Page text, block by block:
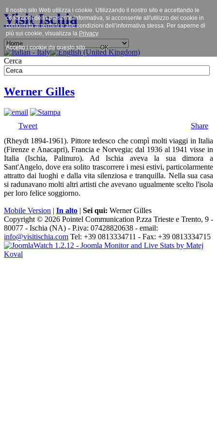
Visit Ischia
Cerca
Werner Gilles
Tweet
Share
(Rheydt 1894-1961). Pittore tedesco che compì molti viaggi in Italia
(Firenze e Anacapri), Francia e Norvegia; dal 1936 al 1941 visse in
Italia (Ischia, Palinuro). Ad Ischia aveva la sua dimora a
Sant'Angelo, dove era solito trascorrere i mesi estivi, particolarmente
attratto dai luoghi e dalla vita silenziosa e tranquilla. Nella sua casa
si radunavano molti altri artisti che avevano ugualmente scelto l'isola
per loro felice soggiorno.
Mobile Version | In alto | Sei qui: Werner Gilles
Copyright © 2026 Pointel Communication P.zza Trieste e Trento, 9 -
80077 - Ischia (NA) - P.iva: 07428820638 - email:
info@visitischia.com Tel: +39 0813334711 - Fax: +39 0813334715
Il nostro sito Web utilizza i cookie. Utilizzando il nostro sito e accettando le
condizioni della presente informativa, si acconsente all'utilizzo dei cookie in
conformità ai termini e alle condizioni dell’informativa stessa. Per saperne di
più sui cookie, visualizza la Privacy.
Accetto i cookie da questo sito. OK